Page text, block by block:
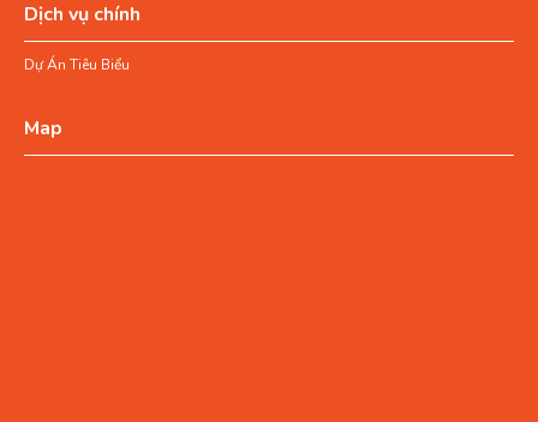
Dịch vụ chính
Dự Án Tiêu Biểu
Map